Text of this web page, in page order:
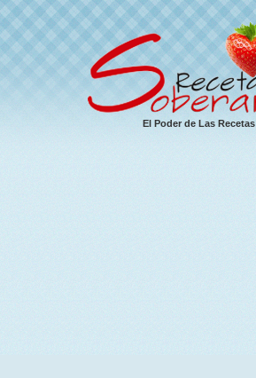
El Poder de Las Recetas